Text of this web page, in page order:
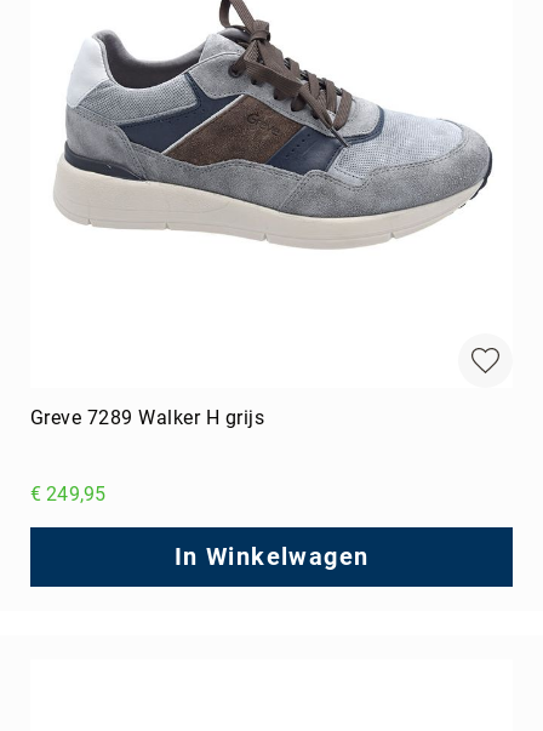
Greve 7289 Walker H grijs
€ 249,95
In Winkelwagen